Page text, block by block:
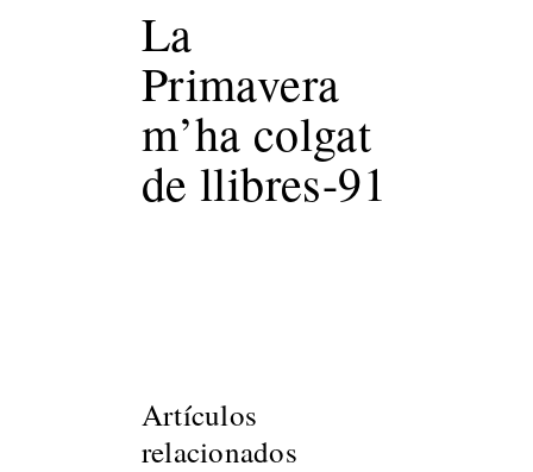
La
Primavera
m’ha colgat
de llibres-91
Artículos
relacionados